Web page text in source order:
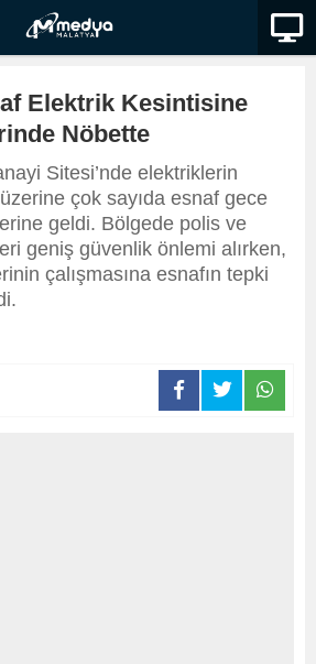
Elektrik Kesintisine
Nöbette
Sitesi’nde elektriklerin
çok sayıda esnaf gece
geldi. Bölgede polis ve
geniş güvenlik önlemi alırken,
çalışmasına esnafın tepki